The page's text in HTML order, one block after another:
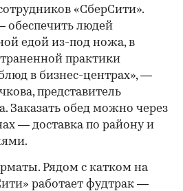
«СберСити».
обеспечить людей
едой из-под ножа, в
практики
в бизнес-центрах», —
представитель
Заказать обед можно через
— доставка по району и
Рядом с катком на
работает фудтрак —